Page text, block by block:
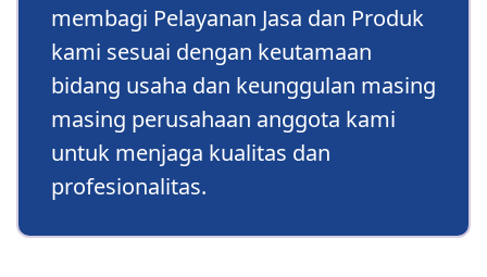
membagi Pelayanan Jasa dan Produk
kami sesuai dengan keutamaan
bidang usaha dan keunggulan masing
masing perusahaan anggota kami
untuk menjaga kualitas dan
profesionalitas.